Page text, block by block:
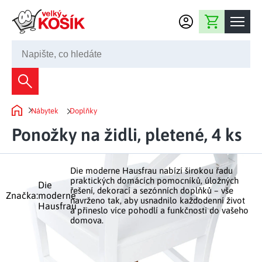
Nákupní košík
245 008 200
Dekorace
Bytové dekorace
Zahradní dekorace
Květiny a věnce
Světelné dekorace
Fontány a kašny
Velikonoční dekorace
Dekorace na hrob
Bytový textil
Domácí elektro
Předsíň a chodba
Koupelna a záchod
Ložnice a šatna
Kuchyňské pomůcky
Prostírání a stolování
Příprava nápojů
Nábytek
Koupelnový nábytek
Nábytek do předsíně
Zahrada
Zahradní doplňky
Zahradní nábytek
Volný čas
Nábytek Doplňky
Ponožky na židli, pletené, 4 ks
Značka:
Die
moderne
Hausfrau
Die moderne Hausfrau nabízí širokou řadu
praktických domácích pomocníků, úložných
řešení, dekorací a sezónních doplňků – vše
navrženo tak, aby usnadnilo každodenní život
a přineslo více pohodlí a funkčnosti do vašeho
domova.